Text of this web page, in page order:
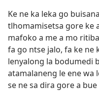
Ke ne ka leka go
tlhomamisetsa gore ke
mafoko a me a mo
fa go ntse jalo, fa ke ne
lenyalong la bodumedi
atamalaneng le ene wa
se ne sa dira gore a